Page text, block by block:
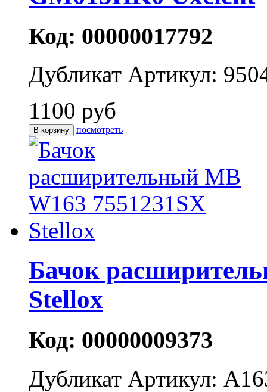
Код: 00000017792
Дубликат Артикул:
1100 руб
посмотреть
Бачок
Stellox
Код: 00000009373
Дубликат Артикул: